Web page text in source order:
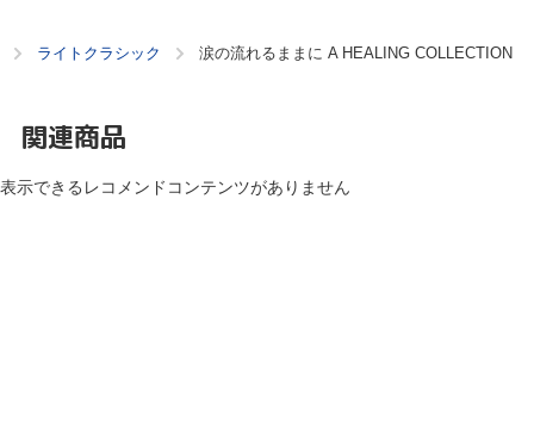
ライトクラシック 涙の流れるままに A HEALING COLLECTION
関連商品
表示できるレコメンドコンテンツがありません